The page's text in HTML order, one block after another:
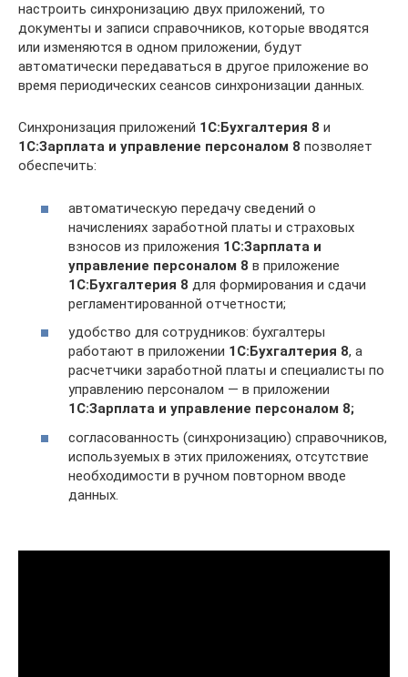
настроить синхронизацию двух приложений, то
документы и записи справочников, которые вводятся
или изменяются в одном приложении, будут
автоматически передаваться в другое приложение во
время периодических сеансов синхронизации данных.
Синхронизация приложений 1С:Бухгалтерия 8 и
1С:Зарплата и управление персоналом 8 позволяет
обеспечить:
автоматическую передачу сведений о
начислениях заработной платы и страховых
взносов из приложения 1C:Зарплата и
управление персоналом 8 в приложение
1C:Бухгалтерия 8 для формирования и сдачи
регламентированной отчетности;
удобство для сотрудников: бухгалтеры
работают в приложении 1С:Бухгалтерия 8, а
расчетчики заработной платы и специалисты по
управлению персоналом — в приложении
1С:Зарплата и управление персоналом 8;
согласованность (синхронизацию) справочников,
используемых в этих приложениях, отсутствие
необходимости в ручном повторном вводе
данных.